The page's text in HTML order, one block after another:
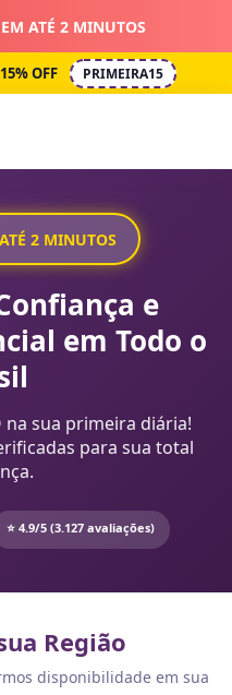
ATÉ 2 MINUTOS
OFF PRIMEIRA15
2 MINUTOS
e
em Todo o
na sua primeira diária!
para sua total
⭐ 4.9/5 (3.127 avaliações)
Região
disponibilidade em sua